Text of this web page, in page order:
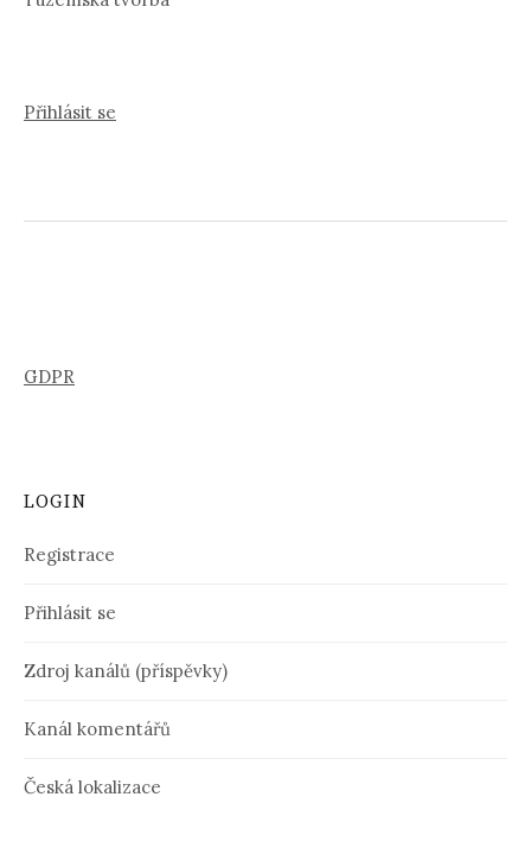
Přihlásit se
GDPR
LOGIN
Registrace
Přihlásit se
Zdroj kanálů (příspěvky)
Kanál komentářů
Česká lokalizace